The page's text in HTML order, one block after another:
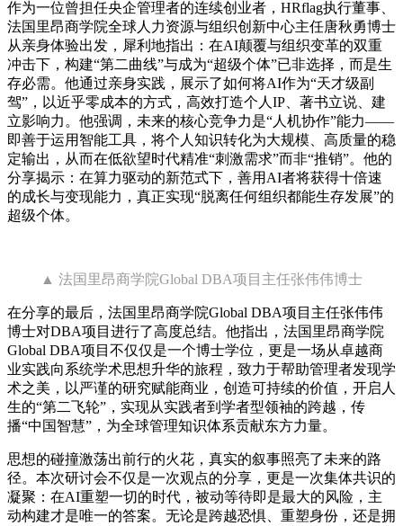
作为一位曾担任央企管理者的连续创业者，HRflag执行董事、
法国里昂商学院全球人力资源与组织创新中心主任唐秋勇博士
从亲身体验出发，犀利地指出：在AI颠覆与组织变革的双重
冲击下，构建“第二曲线”与成为“超级个体”已非选择，而是生
存必需。他通过亲身实践，展示了如何将AI作为“天才级副
驾”，以近乎零成本的方式，高效打造个人IP、著书立说、建
立影响力。他强调，未来的核心竞争力是“人机协作”能力——
即善于运用智能工具，将个人知识转化为大规模、高质量的稳
定输出，从而在低欲望时代精准“刺激需求”而非“推销”。他的
分享揭示：在算力驱动的新范式下，善用AI者将获得十倍速
的成长与变现能力，真正实现“脱离任何组织都能生存发展”的
超级个体。
▲ 法国里昂商学院Global DBA项目主任张伟伟博士
在分享的最后，法国里昂商学院Global DBA项目主任张伟伟
博士对DBA项目进行了高度总结。他指出，法国里昂商学院
Global DBA项目不仅仅是一个博士学位，更是一场从卓越商
业实践向系统学术思想升华的旅程，致力于帮助管理者发现学
术之美，以严谨的研究赋能商业，创造可持续的价值，开启人
生的“第二飞轮”，实现从实践者到学者型领袖的跨越，传
播“中国智慧”，为全球管理知识体系贡献东方力量。
思想的碰撞激荡出前行的火花，真实的叙事照亮了未来的路
径。本次研讨会不仅是一次观点的分享，更是一次集体共识的
凝聚：在AI重塑一切的时代，被动等待即是最大的风险，主
动构建才是唯一的答案。无论是跨越恐惧、重塑身份，还是拥